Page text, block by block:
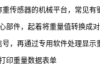
传感器的机械平台，常见
件，起着将重量值转换成
，再通过专用软件处理
印重量数据表单